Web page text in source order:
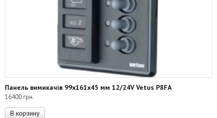
Панель вимикачів 99x161x45 мм 12/24V Vetus P8FA
16400 грн.
В корзину